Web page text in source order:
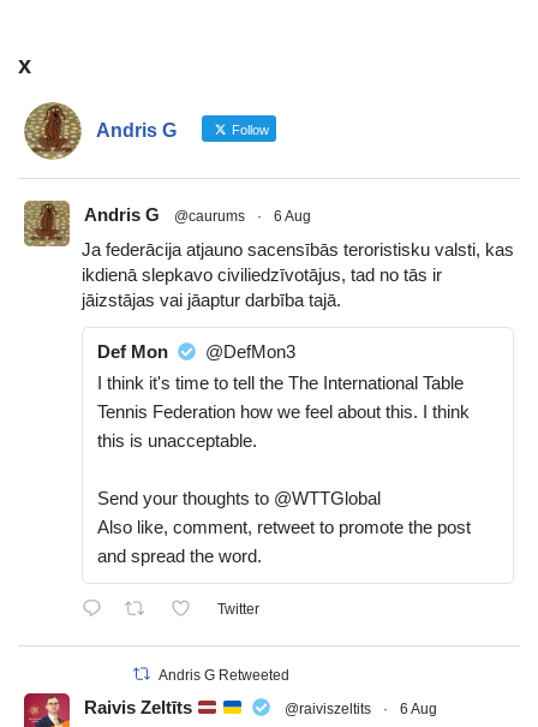
x
Andris G Follow
Andris G @caurums · 6 Aug
Ja federācija atjauno sacensībās teroristisku valsti, kas
ikdienā slepkavo civiliedzīvotājus, tad no tās ir
jāizstājas vai jāaptur darbība tajā.
Def Mon
@DefMon3
I think it's time to tell the The International Table
Tennis Federation how we feel about this. I think
this is unacceptable.
Send your thoughts to @WTTGlobal
Also like, comment, retweet to promote the post
and spread the word.
Twitter
Andris G Retweeted
Raivis Zeltīts @raiviszeltits · 6 Aug